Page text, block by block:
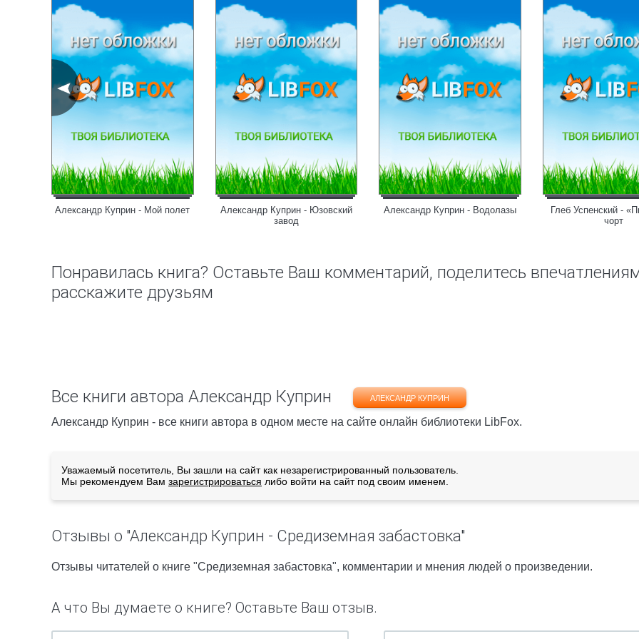
Александр Куприн - Мой полет
Александр Куприн - Юзовский
завод
Александр Куприн - Водолазы
Глеб Успенский -
чорт
Понравилась книга? Оставьте Ваш комментарий, поделитесь
расскажите друзьям
Все книги автора Александр Куприн АЛЕКСАНДР КУПРИН
Александр Куприн - все книги автора в одном месте на сайте онлайн библиотеки LibFox.
Уважаемый посетитель, Вы зашли на сайт как незарегистрированный пользователь.
Мы рекомендуем Вам зарегистрироваться либо войти на сайт под своим именем.
Отзывы о "Александр Куприн - Средиземная забастовка"
Отзывы читателей о книге "Средиземная забастовка", комментарии и мнения людей о произведении.
А что Вы думаете о книге? Оставьте Ваш отзыв.